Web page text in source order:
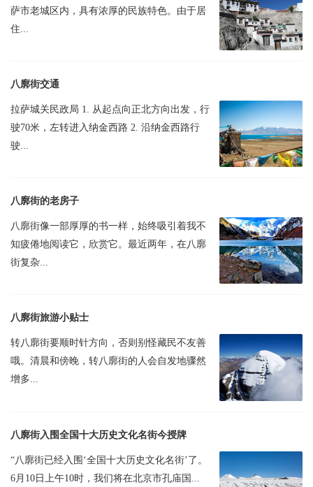
萨市老城区内，具有浓厚的民族特色。由于居
住...
八廓街交通
拉萨城关民政局 1. 从起点向正北方向出发，行
驶70米，左转进入纳金西路 2. 沿纳金西路行
驶...
八廓街的老房子
八廓街像一部厚厚的书一样，始终吸引着我不
知疲倦地阅读它，欣赏它。最近两年，在八廓
街复杂...
八廓街旅游小贴士
转八廓街要顺时针方向，否则别怪藏民不友善
哦。清晨和傍晚，转八廓街的人会自发地骤然
增多...
八廓街入围全国十大历史文化名街今授牌
“八廓街已经入围‘全国十大历史文化名街’了。
6月10日上午10时，我们将在北京市孔庙国...